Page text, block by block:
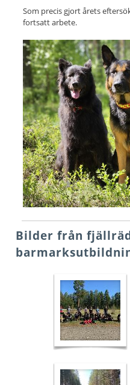
Som precis gjort årets
fortsatt arbete.
Bilder från